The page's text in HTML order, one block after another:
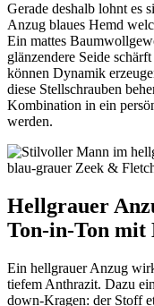
Gerade deshalb lohnt es
Anzug blaues Hemd
Ein mattes
glänzendere Seide
können Dynamik
diese Stellschrauben
Kombination in ein
werden.
Hellgrauer
Ton-in-Ton mit
Ein hellgrauer Anzug
tiefem Anthrazit. Dazu
down-Kragen: der Stoff